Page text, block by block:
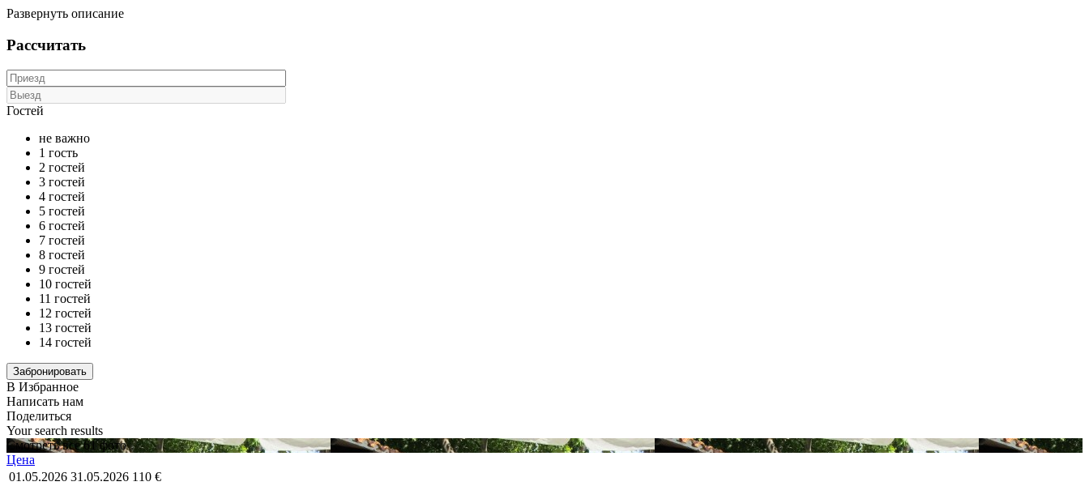
Развернуть описание
Рассчитать
Гостей
не важно
1 гость
2 гостей
3 гостей
4 гостей
5 гостей
6 гостей
7 гостей
8 гостей
9 гостей
10 гостей
11 гостей
12 гостей
13 гостей
14 гостей
В Избранное
Написать нам
Поделиться
Your search results
Смотреть все 61 фото
Цена
01.05.2026 31.05.2026 110 €